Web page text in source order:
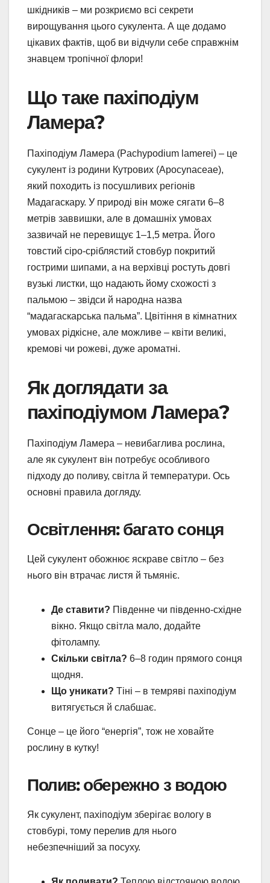
шкідників – ми розкриємо всі секрети
вирощування цього сукулента. А ще додамо
цікавих фактів, щоб ви відчули себе справжнім
знавцем тропічної флори!
Що таке пахіподіум
Ламера?
Пахіподіум Ламера (Pachypodium lamerei) – це
сукулент із родини Кутрових (Apocynaceae),
який походить із посушливих регіонів
Мадагаскару. У природі він може сягати 6–8
метрів заввишки, але в домашніх умовах
зазвичай не перевищує 1–1,5 метра. Його
товстий сіро-сріблястий стовбур покритий
гострими шипами, а на верхівці ростуть довгі
вузькі листки, що надають йому схожості з
пальмою – звідси й народна назва
“мадагаскарська пальма”. Цвітіння в кімнатних
умовах рідкісне, але можливе – квіти великі,
кремові чи рожеві, дуже ароматні.
Як доглядати за
пахіподіумом Ламера?
Пахіподіум Ламера – невибаглива рослина,
але як сукулент він потребує особливого
підходу до поливу, світла й температури. Ось
основні правила догляду.
Освітлення: багато сонця
Цей сукулент обожнює яскраве світло – без
нього він втрачає листя й тьмяніє.
Де ставити? Південне чи південно-східне
вікно. Якщо світла мало, додайте
фітолампу.
Скільки світла? 6–8 годин прямого сонця
щодня.
Що уникати? Тіні – в темряві пахіподіум
витягується й слабшає.
Сонце – це його “енергія”, тож не ховайте
рослину в кутку!
Полив: обережно з водою
Як сукулент, пахіподіум зберігає вологу в
стовбурі, тому перелив для нього
небезпечніший за посуху.